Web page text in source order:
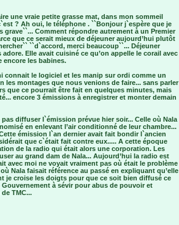
une vraie petite grasse mat, dans mon sommeil
? Ah oui, le téléphone . ``Bonjour j`espère que je
grave``... Comment répondre autrement à un Premier
que ce serait mieux de déjeuner aujourd’hui plutôt
``d`accord, merci beaucoup``... Déjeuner
Elle avait cuisiné ce qu’on appelle le corail avec
encore les babines.
connait le logiciel et les manip sur ordi comme un
les montages que nous venions de faire... sans parler
que ce pourrait être fait en quelques minutes, mais
encore 3 émissions à enregistrer et monter demain
diffuser l`émission prévue hier soir... Celle où Nala
en enlevant l’air conditionné de leur chambre...
émission l`an dernier avait fait bondir l`ancien
que c`était fait contre eux..... A cette époque
de la radio qui était alors une corporation. Les
au grand dam de Nala... Aujourd’hui la radio est
avec moi ne voyait vraiment pas où était le problème
Nala faisait référence au passé en expliquant qu’elle
je croise les doigts pour que ce soit bien diffusé ce
à sévir pour abus de pouvoir et
TMC...